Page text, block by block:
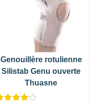
Genouillère rotulienne
Silistab Genu ouverte
Thuasne